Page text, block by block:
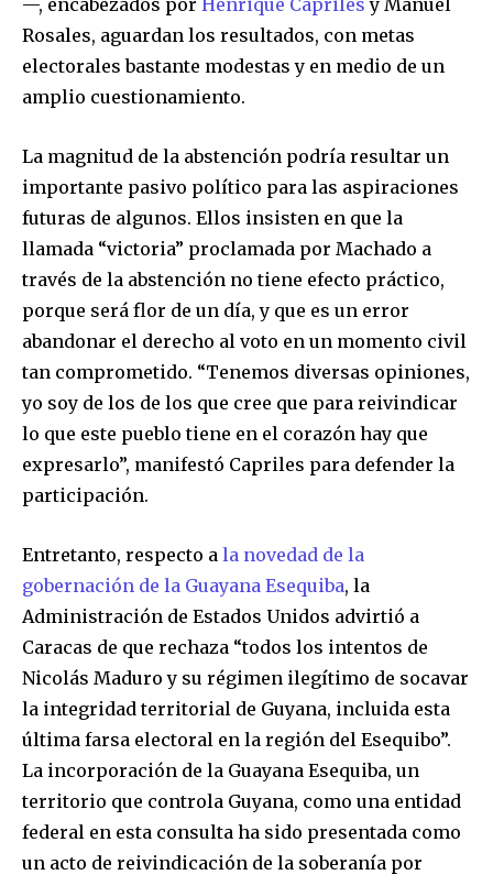
Rosales, aguardan los resultados, con metas
electorales bastante modestas y en medio de un
amplio cuestionamiento.
La magnitud de la abstención podría resultar un
importante pasivo político para las aspiraciones
futuras de algunos. Ellos insisten en que la
llamada “victoria” proclamada por Machado a
través de la abstención no tiene efecto práctico,
porque será flor de un día, y que es un error
abandonar el derecho al voto en un momento civil
tan comprometido. “Tenemos diversas opiniones,
yo soy de los de los que cree que para reivindicar
lo que este pueblo tiene en el corazón hay que
expresarlo”, manifestó Capriles para defender la
participación.
Entretanto, respecto a la novedad de la
gobernación de la Guayana Esequiba, la
Administración de Estados Unidos advirtió a
Caracas de que rechaza “todos los intentos de
Nicolás Maduro y su régimen ilegítimo de socavar
la integridad territorial de Guyana, incluida esta
última farsa electoral en la región del Esequibo”.
La incorporación de la Guayana Esequiba, un
territorio que controla Guyana, como una entidad
federal en esta consulta ha sido presentada como
un acto de reivindicación de la soberanía por